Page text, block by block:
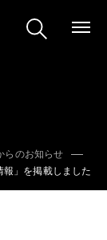
らのお知らせ
報」を掲載しました